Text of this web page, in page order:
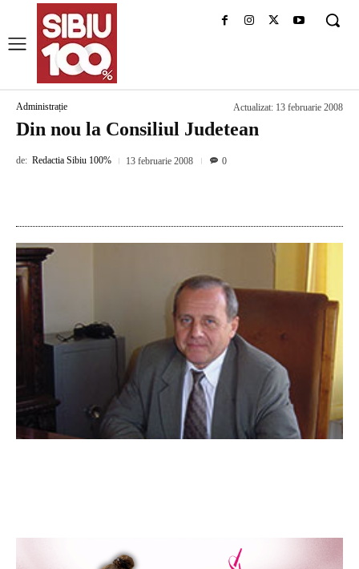
Administrație Actualizat: 13 februarie 2008
Din nou la Consiliul Judetean
de: Redactia Sibiu 100% 13 februarie 2008 0